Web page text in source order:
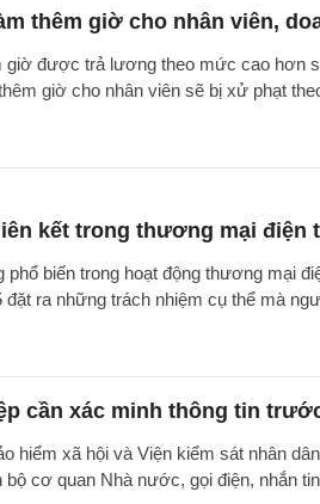
thêm giờ cho nhân viên,
giờ được trả lương theo mức cao hơn
giờ cho nhân viên sẽ bị xử phạt
kết trong thương mại điện
phổ biến trong hoạt động thương mại
ra những trách nhiệm cụ thể mà
cần xác minh thông tin
hiểm xã hội và Viện kiểm sát nhân
cơ quan Nhà nước, gọi điện, nhắn